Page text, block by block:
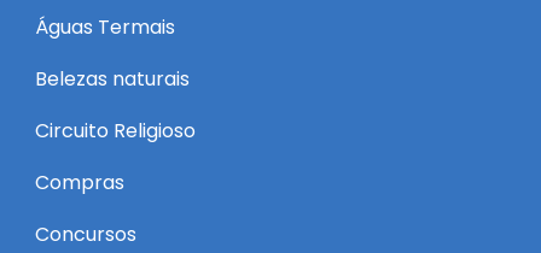
Águas Termais
Belezas naturais
Circuito Religioso
Compras
Concursos